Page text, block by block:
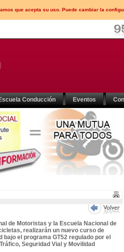
que acepta su uso. Puede cambiar la
Conducción Eventos
de Motoristas y la Escuela Nacional de
realizarán un nuevo curso de
bajo el programa GT52 regulado por el
Seguridad Vial y Movilidad